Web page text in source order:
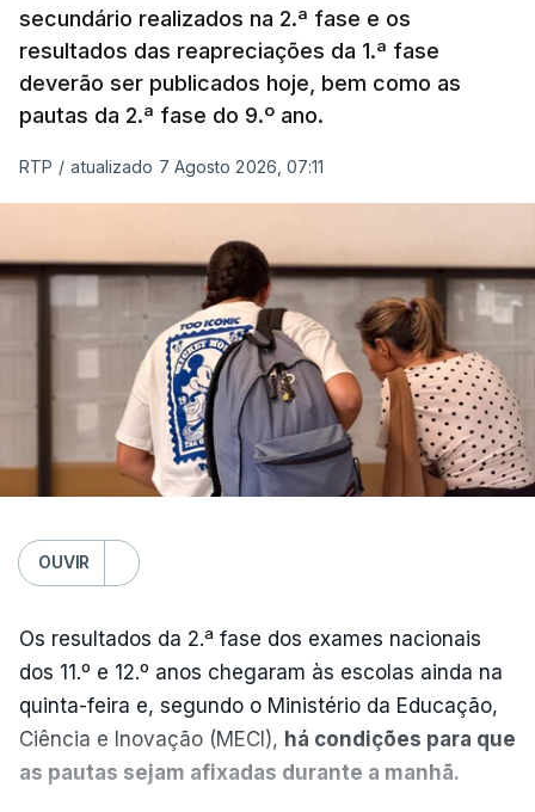
secundário realizados na 2.ª fase e os
resultados das reapreciações da 1.ª fase
deverão ser publicados hoje, bem como as
pautas da 2.ª fase do 9.º ano.
RTP / atualizado 7 Agosto 2026, 07:11
OUVIR
Os resultados da 2.ª fase dos exames nacionais
dos 11.º e 12.º anos chegaram às escolas ainda na
quinta-feira e, segundo o Ministério da Educação,
Ciência e Inovação (MECI), há condições para que
as pautas sejam afixadas durante a manhã.